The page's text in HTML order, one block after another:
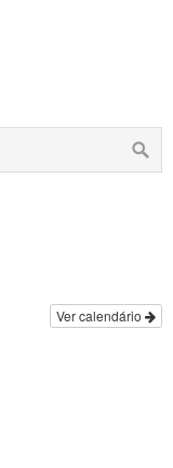
Ver calendário